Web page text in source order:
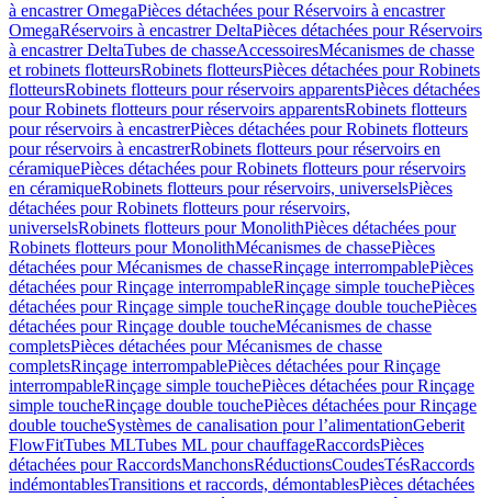
à encastrer OmegaPièces détachées pour Réservoirs à encastrer
OmegaRéservoirs à encastrer DeltaPièces détachées pour Réservoirs
à encastrer DeltaTubes de chasseAccessoiresMécanismes de chasse
et robinets flotteursRobinets flotteursPièces détachées pour Robinets
flotteursRobinets flotteurs pour réservoirs apparentsPièces détachées
pour Robinets flotteurs pour réservoirs apparentsRobinets flotteurs
pour réservoirs à encastrerPièces détachées pour Robinets flotteurs
pour réservoirs à encastrerRobinets flotteurs pour réservoirs en
céramiquePièces détachées pour Robinets flotteurs pour réservoirs
en céramiqueRobinets flotteurs pour réservoirs, universelsPièces
détachées pour Robinets flotteurs pour réservoirs,
universelsRobinets flotteurs pour MonolithPièces détachées pour
Robinets flotteurs pour MonolithMécanismes de chassePièces
détachées pour Mécanismes de chasseRinçage interrompablePièces
détachées pour Rinçage interrompableRinçage simple touchePièces
détachées pour Rinçage simple toucheRinçage double touchePièces
détachées pour Rinçage double toucheMécanismes de chasse
completsPièces détachées pour Mécanismes de chasse
completsRinçage interrompablePièces détachées pour Rinçage
interrompableRinçage simple touchePièces détachées pour Rinçage
simple toucheRinçage double touchePièces détachées pour Rinçage
double toucheSystèmes de canalisation pour l’alimentationGeberit
FlowFitTubes MLTubes ML pour chauffageRaccordsPièces
détachées pour RaccordsManchonsRéductionsCoudesTésRaccords
indémontablesTransitions et raccords, démontablesPièces détachées